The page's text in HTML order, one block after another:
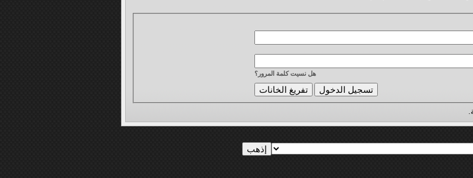
هل نسيت كلمة المرور؟